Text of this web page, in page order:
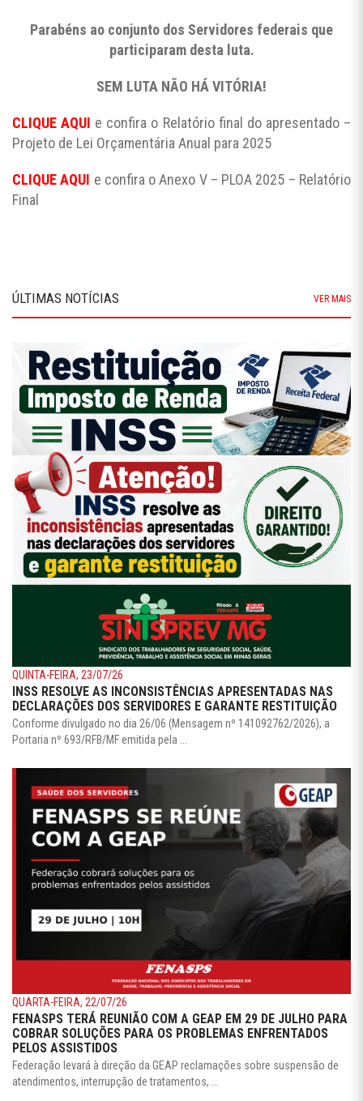
Parabéns ao conjunto dos Servidores federais que
participaram desta luta.
SEM LUTA NÃO HÁ VITÓRIA!
CLIQUE AQUI e confira o Relatório final do apresentado –
Projeto de Lei Orçamentária Anual para 2025
CLIQUE AQUI e confira o Anexo V – PLOA 2025 – Relatório
Final
ÚLTIMAS NOTÍCIAS VER MAIS
QUINTA-FEIRA, 23/07/26
INSS RESOLVE AS INCONSISTÊNCIAS APRESENTADAS NAS
DECLARAÇÕES DOS SERVIDORES E GARANTE RESTITUIÇÃO
Conforme divulgado no dia 26/06 (Mensagem nº 141092762/2026), a
Portaria nº 693/RFB/MF emitida pela ...
QUARTA-FEIRA, 22/07/26
FENASPS TERÁ REUNIÃO COM A GEAP EM 29 DE JULHO PARA
COBRAR SOLUÇÕES PARA OS PROBLEMAS ENFRENTADOS
PELOS ASSISTIDOS
Federação levará à direção da GEAP reclamações sobre suspensão de
atendimentos, interrupção de tratamentos, ...